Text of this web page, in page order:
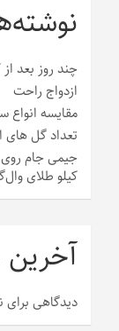
چند روز بعد
ازدواج راحت
مقایسه انواع
تعداد گل های
جیمی جام
کیلو طلای
آخرین
دیدگاهی برای